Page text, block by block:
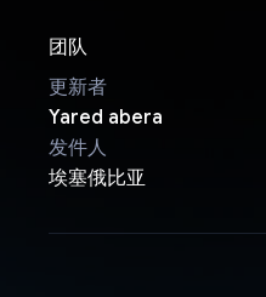
团队
更新者
Yared abera
发件人
埃塞俄比亚